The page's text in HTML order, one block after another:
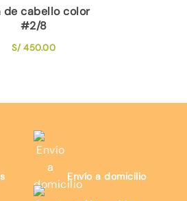
de cabello color
#2/8
S/ 450.00
Envío a domicilio